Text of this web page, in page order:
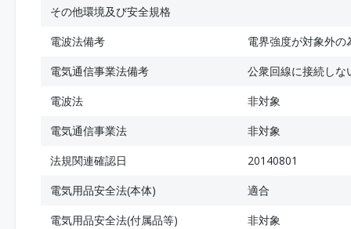
その他環境及び安全規格
電波法備考
電界強度が対象外の
電気通信事業法備考
公衆回線に接続しな
電波法
非対象
電気通信事業法
非対象
法規関連確認日
20140801
電気用品安全法(本体)
適合
電気用品安全法(付属品等)
非対象